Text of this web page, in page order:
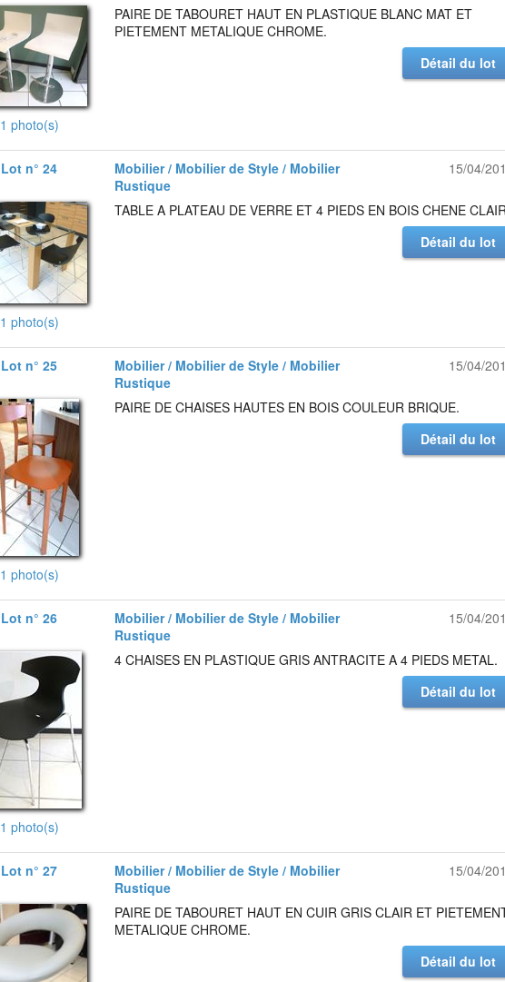
1 photo(s)
PAIRE DE TABOURET HAUT EN PLASTIQUE BLANC MAT ET
PIETEMENT METALIQUE CHROME.
Détail du lot
Lot n° 24
Mobilier / Mobilier de Style / Mobilier
Rustique
15/04/
1 photo(s)
TABLE A PLATEAU DE VERRE ET 4 PIEDS EN BOIS CHENE
Détail du lot
Lot n° 25
Mobilier / Mobilier de Style / Mobilier
Rustique
15/04/
1 photo(s)
PAIRE DE CHAISES HAUTES EN BOIS COULEUR BRIQUE.
Détail du lot
Lot n° 26
Mobilier / Mobilier de Style / Mobilier
Rustique
15/04/
1 photo(s)
4 CHAISES EN PLASTIQUE GRIS ANTRACITE A 4 PIEDS METAL.
Détail du lot
Lot n° 27
Mobilier / Mobilier de Style / Mobilier
Rustique
15/04/
PAIRE DE TABOURET HAUT EN CUIR GRIS CLAIR ET
METALIQUE CHROME.
Détail du lot